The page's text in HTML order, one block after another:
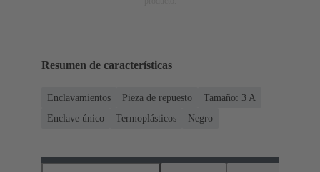
Resumen de características
Enclavamientos Pieza de repuesto
Tamaño: 3 A
Enclave único
Termoplásticos Negro